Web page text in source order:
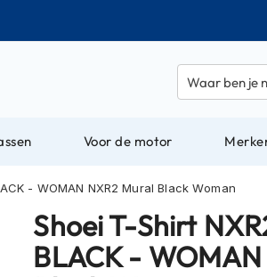
Voor de motor
- WOMAN NXR2 Mural Black Woman
Shoei T-Shirt
BLACK -